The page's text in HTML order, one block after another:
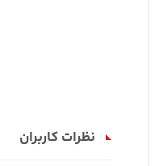
نظرات کاربران